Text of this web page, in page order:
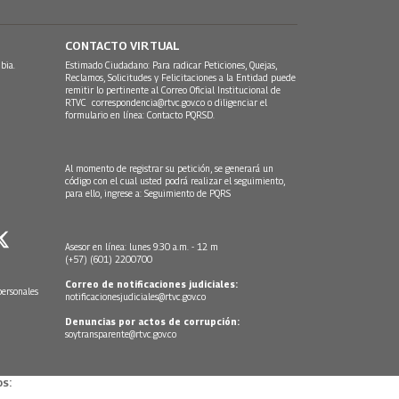
CONTACTO VIRTUAL
Estimado Ciudadano: Para radicar Peticiones, Quejas,
Reclamos, Solicitudes y Felicitaciones a la Entidad puede
remitir lo pertinente al Correo Oficial Institucional de
RTVC correspondencia@rtvc.gov.co o diligenciar el
formulario en línea: Contacto PQRSD.
Al momento de registrar su petición, se generará un
código con el cual usted podrá realizar el seguimiento,
para ello, ingrese a: Seguimiento de PQRS
Asesor en línea: lunes 9:30 a.m. - 12 m
(+57) (601) 2200700
Correo de notificaciones judiciales:
notificacionesjudiciales@rtvc.gov.co
Denuncias por actos de corrupción:
soytransparente@rtvc.gov.co